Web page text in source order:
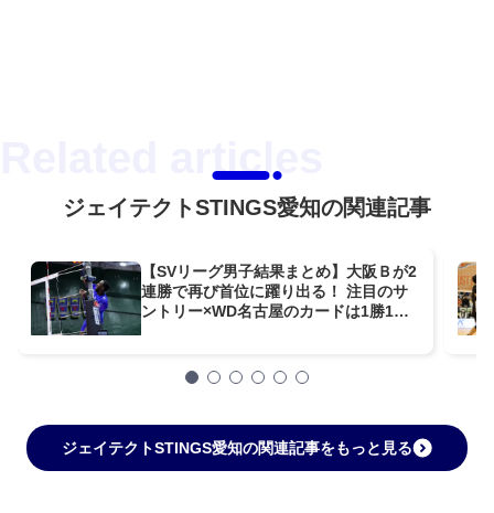
ジェイテクトSTINGS愛知の関連記事
【SVリーグ男子結果まとめ】大阪Ｂが2
連勝で再び首位に躍り出る！ 注目のサ
ントリー×WD名古屋のカードは1勝1敗
ジェイテクトSTINGS愛知の関連記事をもっと見る